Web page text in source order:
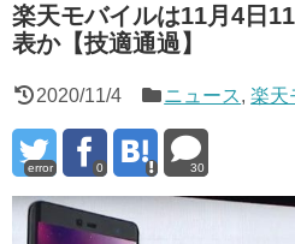
楽天モバイルは11月4日
表か【技適通過】
2020/11/4 ニュース,楽天
error 0 30